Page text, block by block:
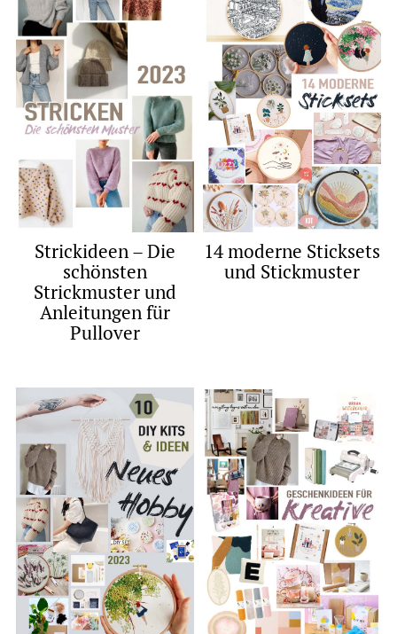
Strickideen – Die
schönsten
Strickmuster und
Anleitungen für
Pullover
14 moderne Sticksets
und Stickmuster